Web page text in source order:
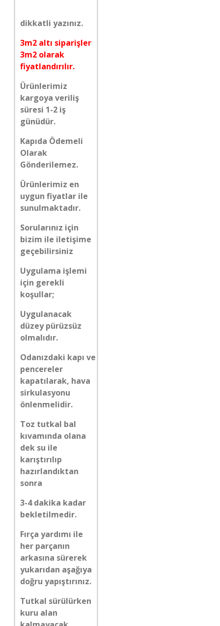
dikkatli yazınız.
3m2 altı siparişler
3m2 olarak
fiyatlandırılır.
Ürünlerimiz
kargoya veriliş
süresi 1-2 iş
günüdür.
Kapıda Ödemeli
Olarak
Gönderilemez.
Ürünlerimiz en
uygun fiyatlar ile
sunulmaktadır.
Sorularınız için
bizim ile iletişime
geçebilirsiniz
Uygulama işlemi
için gerekli
koşullar;
Uygulanacak
düzey pürüzsüz
olmalıdır.
Odanızdaki kapı ve
pencereler
kapatılarak, hava
sirkulasyonu
önlenmelidir.
Toz tutkal bal
kıvamında olana
dek su ile
karıştırılıp
hazırlandıktan
sonra
3-4 dakika kadar
bekletilmedir.
Fırça yardımı ile
her parçanın
arkasına sürerek
yukarıdan aşağıya
doğru yapıştırınız.
Tutkal sürülürken
kuru alan